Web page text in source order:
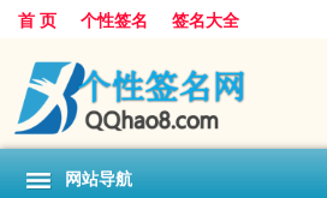
首 页 个性签名 签名大全
网站导航